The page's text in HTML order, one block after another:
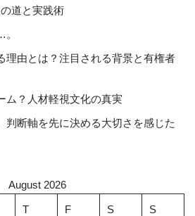
道と実践術
理由とは？注目される背景と有権者
ム？人材軽視文化の真実
判断軸を先に決める大切さを感じた
August 2026
T F S S